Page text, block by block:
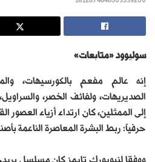
سوليوود «متابعات»
إنه عالم مفعم بالكورسيهات،
الصديريهات، ولفائف الخصر،
إلى الممثلين، كان ارتداء أزياء العصور
حرفياً: ربط البشرة المعاصرة الناعمة
ووفقا لنيويورك تايمز كان مسلسل